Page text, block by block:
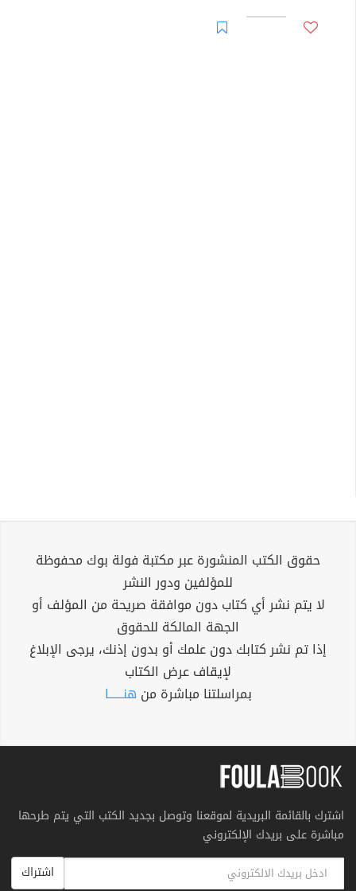
حقوق الكتب المنشورة عبر مكتبة فولة بوك محفوظة
للمؤلفين ودور النشر
لا يتم نشر أي كتاب دون موافقة صريحة من المؤلف أو
الجهة المالكة للحقوق
إذا تم نشر كتابك دون علمك أو بدون إذنك، يرجى الإبلاغ
لإيقاف عرض الكتاب
بمراسلتنا مباشرة من هنــــــا
اشترك بالقائمة البريدية لموقعنا وتوصل بجديد الكتب التي يتم طرحها
مباشرة على بريدك الإلكتروني
اشتراك